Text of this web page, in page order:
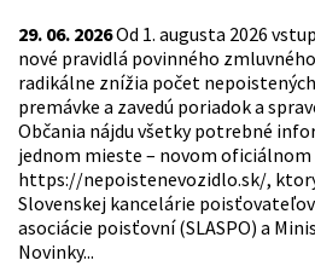
29. 06. 2026Od 1. augusta 2026
nové pravidlá povinného
radikálne znížia počet
premávke a zavedú poriadok a
Občania nájdu všetky potrebné
jednom mieste – novom
https://nepoistenevozidlo.sk/,
Slovenskej kancelárie
asociácie poisťovní (SLASPO) a
Novinky...